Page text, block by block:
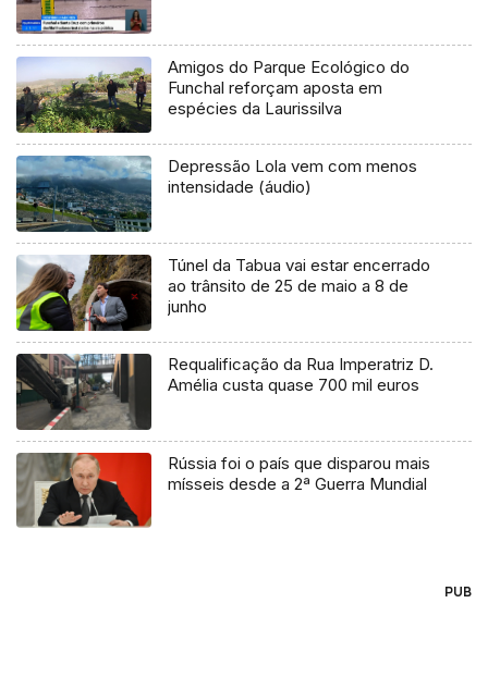
Amigos do Parque Ecológico do
Funchal reforçam aposta em
espécies da Laurissilva
Depressão Lola vem com menos
intensidade (áudio)
Túnel da Tabua vai estar encerrado
ao trânsito de 25 de maio a 8 de
junho
Requalificação da Rua Imperatriz D.
Amélia custa quase 700 mil euros
Rússia foi o país que disparou mais
mísseis desde a 2ª Guerra Mundial
PUB